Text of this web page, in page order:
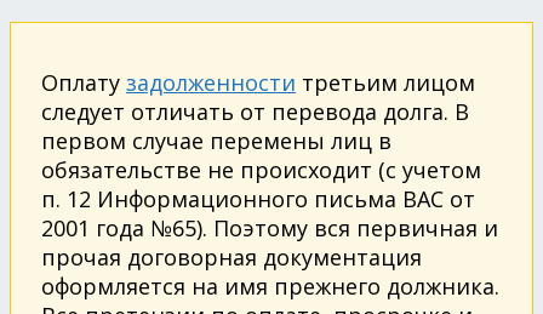
Оплату задолженности третьим лицом
следует отличать от перевода долга. В
первом случае перемены лиц в
обязательстве не происходит (с учетом
п. 12 Информационного письма ВАС от
2001 года №65). Поэтому вся первичная и
прочая договорная документация
оформляется на имя прежнего должника.